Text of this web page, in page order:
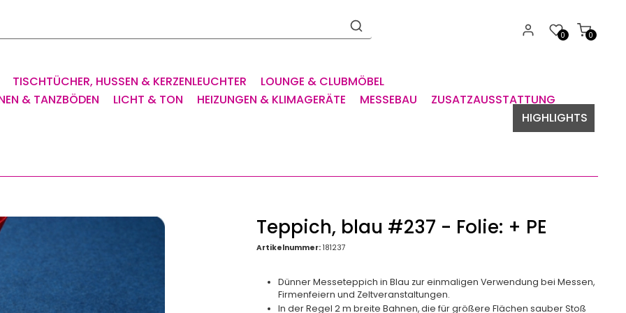
0
0
TISCHTÜCHER, HUSSEN & KERZENLEUCHTER
LOUNGE & CLUBMÖBEL
& TANZBÖDEN LICHT & TON HEIZUNGEN & KLIMAGERÄTE MESSEBAU
ZUSATZAUSSTATTUNG
HIGHLIGHTS
Teppich, blau #237 - Folie: + PE
Artikelnummer: 181237
Dünner Messeteppich in Blau zur einmaligen Verwendung bei Messen,
Firmenfeiern und Zeltveranstaltungen.
In der Regel 2 m breite Bahnen, die für größere Flächen sauber Stoß